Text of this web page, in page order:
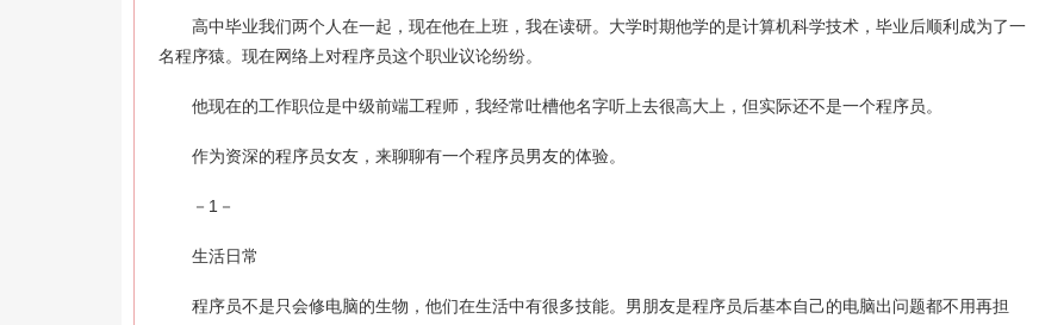
高中毕业我们两个人在一起，现在他在上班，我在读研。大学时期他学的是计算机科学技术，毕业后顺利成为了一
名程序猿。现在网络上对程序员这个职业议论纷纷。
他现在的工作职位是中级前端工程师，我经常吐槽他名字听上去很高大上，但实际还不是一个程序员。
作为资深的程序员女友，来聊聊有一个程序员男友的体验。
－1－
生活日常
程序员不是只会修电脑的生物，他们在生活中有很多技能。男朋友是程序员后基本自己的电脑出问题都不用再担